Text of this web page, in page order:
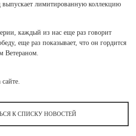
лимитированную коллекцию
каждый из нас еще раз говорит
еще раз показывает, что он гордится
Ветераном.
К СПИСКУ НОВОСТЕЙ